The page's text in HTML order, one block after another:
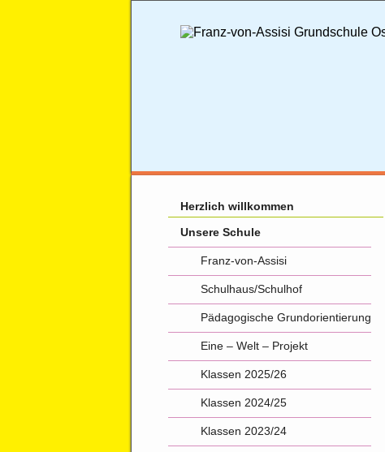
Herzlich willkommen
Unsere Schule
Franz-von-Assisi
Schulhaus/Schulhof
Pädagogische Grundorientierung
Eine – Welt – Projekt
Klassen 2025/26
Klassen 2024/25
Klassen 2023/24